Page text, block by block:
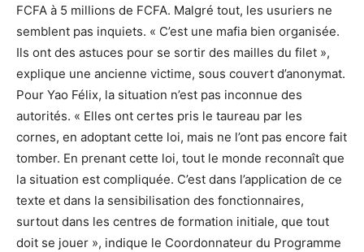
FCFA à 5 millions de FCFA. Malgré tout, les usuriers ne
semblent pas inquiets. « C’est une mafia bien organisée.
Ils ont des astuces pour se sortir des mailles du filet »,
explique une ancienne victime, sous couvert d’anonymat.
Pour Yao Félix, la situation n’est pas inconnue des
autorités. « Elles ont certes pris le taureau par les
cornes, en adoptant cette loi, mais ne l’ont pas encore fait
tomber. En prenant cette loi, tout le monde reconnaît que
la situation est compliquée. C’est dans l’application de ce
texte et dans la sensibilisation des fonctionnaires,
surtout dans les centres de formation initiale, que tout
doit se jouer », indique le Coordonnateur du Programme